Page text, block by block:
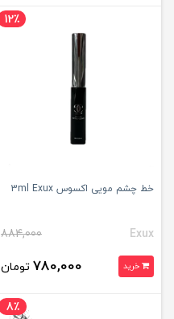
12٪
خط چشم مویی اکسوس 3ml Exux
Exux
884,000
خرید 780,000 تومان
8٪